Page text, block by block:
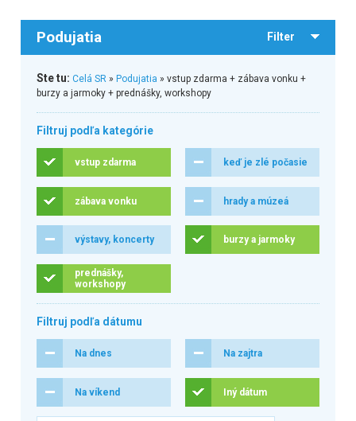
Podujatia Filter
Ste tu: Celá SR» Podujatia » vstup zdarma + zábava vonku +
burzy a jarmoky + prednášky, workshopy
Filtruj podľa kategórie
vstup zdarma keď je zlé počasie
zábava vonku hrady a múzeá
výstavy, koncerty burzy a jarmoky
prednášky,
workshopy
Filtruj podľa dátumu
Na dnes Na zajtra
Na víkend Iný dátum